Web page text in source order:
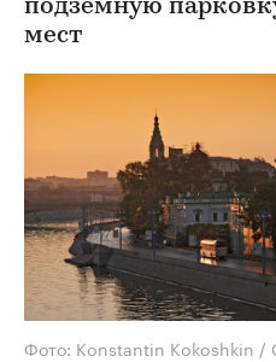
подземную
мест
Фото: Konstantin Kokoshkin /